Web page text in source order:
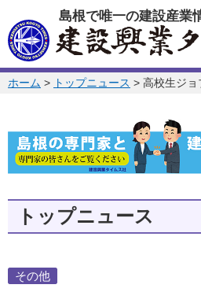
このページの本文へ
島根で唯一の建設産業
このページの位置:
ホーム > トップニュース > 高校生ジ
トップニュース
その他